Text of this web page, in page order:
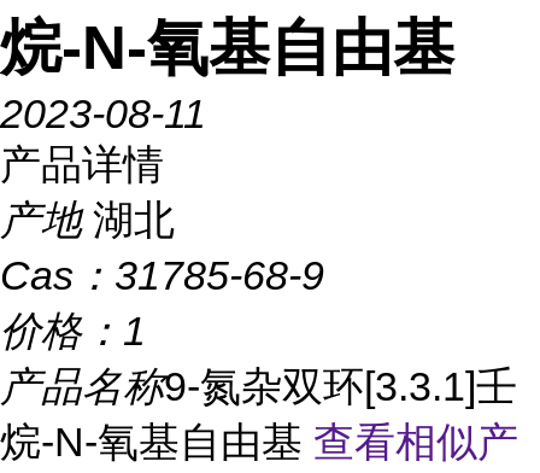
烷-N-氧基自由基
2023-08-11
产品详情
产地 湖北
Cas： 31785-68-9
价格： 1
产品名称9-氮杂双环[3.3.1]壬
烷-N-氧基自由基 查看相似产